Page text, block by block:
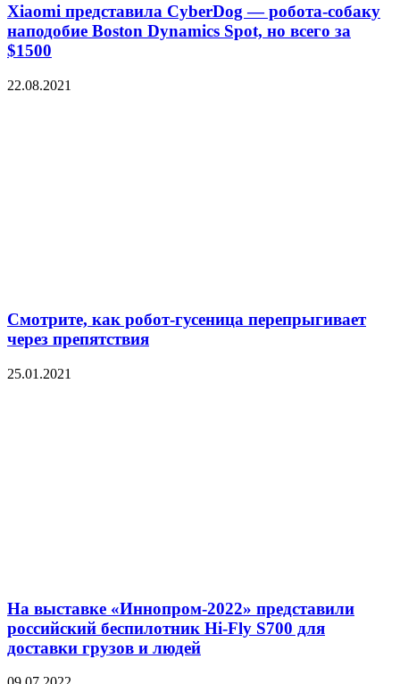
Xiaomi представила CyberDog — робота-собаку
наподобие Boston Dynamics Spot, но всего за
$1500
22.08.2021
Смотрите, как робот-гусеница перепрыгивает
через препятствия
25.01.2021
На выставке «Иннопром-2022» представили
российский беспилотник Hi-Fly S700 для
доставки грузов и людей